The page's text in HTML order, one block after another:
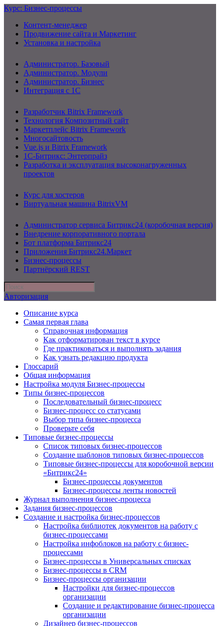
Курс: Бизнес-процессы
Контент-менеджер
Продвижение сайта и Маркетинг
Установка и настройка
Администратор. Базовый
Администратор. Модули
Администратор. Бизнес
Интеграция с 1С
Разработчик Bitrix Framework
Технология Композитный сайт
Маркетплейс Bitrix Framework
Многосайтовость
Vue.js и Bitrix Framework
1С-Битрикс: Энтерпрайз
Разработка и эксплуатация высоконагруженных
проектов
Курс для хостеров
Виртуальная машина BitrixVM
Администратор сервиса Битрикс24 (коробочная версия)
Внедрение корпоративного портала
Бот платформа Битрикс24
Приложения Битрикс24.Маркет
Бизнес-процессы
Партнёрский REST
Авторизация
Описание курса
Самая первая глава
Справочная информация
Как отформатирован текст в курсе
Где практиковаться и выполнять задания
Как узнать редакцию продукта
Глоссарий
Общая информация
Настройка модуля Бизнес-процессы
Типы бизнес-процессов
Последовательный бизнес-процесс
Бизнес-процесс со статусами
Выбор типа бизнес-процесса
Проверьте себя
Типовые бизнес-процессы
Список типовых бизнес-процессов
Создание шаблонов типовых бизнес-процессов
Типовые бизнес-процессы для коробочной версии
«Битрикс24»
Бизнес-процессы документов
Бизнес-процессы ленты новостей
Журнал выполнения бизнес-процесса
Задания бизнес-процессов
Создание и настройка бизнес-процессов
Настройка библиотек документов на работу с
бизнес-процессами
Настройка инфоблоков на работу с бизнес-
процессами
Бизнес-процессы в Универсальных списках
Бизнес-процессы в CRM
Бизнес-процессы организации
Настройки для бизнес-процессов
организации
Создание и редактирование бизнес-процесса
организации
Дизайнер бизнес-процессов